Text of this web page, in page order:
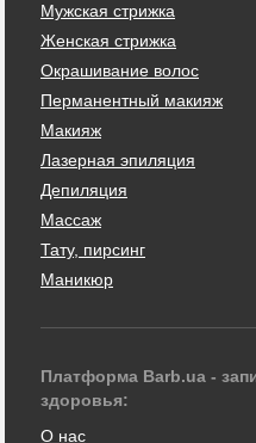
Мужская стрижка
Женская стрижка
Окрашивание волос
Перманентный макияж
Макияж
Лазерная эпиляция
Депиляция
Массаж
Тату, пирсинг
Маникюр
Платформа Barb.ua -
здоровья:
О нас